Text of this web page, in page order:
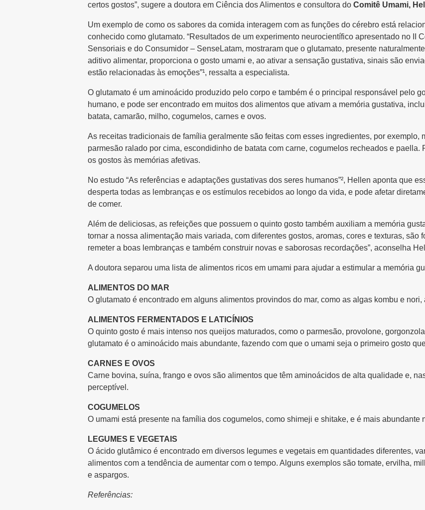
certos gostos”, sugere a doutora em Ciência dos Alimentos e consultora do Comitê Umami,
Um exemplo de como os sabores da comida interagem com as funções do cérebro está
conhecido como glutamato. “Resultados de um experimento neurocientífico apresentado no II
Sensoriais e do Consumidor – SenseLatam, mostraram que o glutamato, presente
aditivo alimentar, proporciona o gosto umami e, ao ativar a sensação gustativa, sinais são
estão relacionadas às emoções”¹, ressalta a especialista.
O glutamato é um aminoácido produzido pelo corpo e também é o principal responsável pelo
humano, e pode ser encontrado em muitos dos alimentos que ativam a memória gustativa,
batata, camarão, milho, cogumelos, carnes e ovos.
As receitas tradicionais de família geralmente são feitas com esses ingredientes, por exemplo,
parmesão ralado por cima, escondidinho de batata com carne, cogumelos recheados e paella.
os gostos às memórias afetivas.
No estudo “As referências e adaptações gustativas dos seres humanos”², Hellen aponta que
desperta todas as lembranças e os estímulos recebidos ao longo da vida, e pode afetar
de comer.
Além de deliciosas, as refeições que possuem o quinto gosto também auxiliam a memória
tornar a nossa alimentação mais variada, com diferentes gostos, aromas, cores e texturas, são
remeter a boas lembranças e também construir novas e saborosas recordações”, aconselha
A doutora separou uma lista de alimentos ricos em umami para ajudar a estimular a memória
ALIMENTOS DO MAR
O glutamato é encontrado em alguns alimentos provindos do mar, como as algas kombu e
ALIMENTOS FERMENTADOS E LATICÍNIOS
O quinto gosto é mais intenso nos queijos maturados, como o parmesão, provolone,
glutamato é o aminoácido mais abundante, fazendo com que o umami seja o primeiro gosto
CARNES E OVOS
Carne bovina, suína, frango e ovos são alimentos que têm aminoácidos de alta qualidade e,
perceptível.
COGUMELOS
O umami está presente na família dos cogumelos, como shimeji e shitake, e é mais abundante
LEGUMES E VEGETAIS
O ácido glutâmico é encontrado em diversos legumes e vegetais em quantidades diferentes,
alimentos com a tendência de aumentar com o tempo. Alguns exemplos são tomate, ervilha,
e aspargos.
Referências: